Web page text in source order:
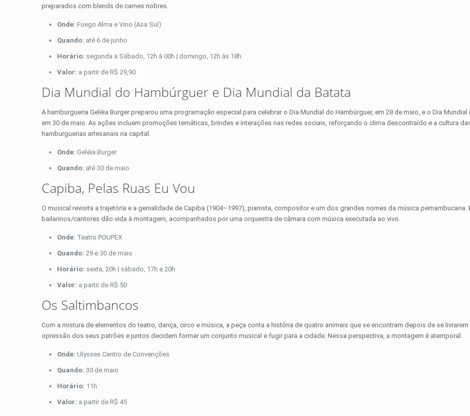
preparados com blends de carnes nobres.
Onde:Fuego Alma e Vino (Asa Sul)
Quando: até 6 de junho
Horário: segunda a Sábado, 12h à 00h | domingo, 12h às 18h
Valor: a partir de R$ 29,90
Dia Mundial do Hambúrguer e Dia Mundial da Batata
A hamburgueria Geléia Burger preparou uma programação especial para celebrar o Dia Mundial do Hambúrguer, em 28 de maio, e o Dia Mundial
em 30 de maio. As ações incluem promoções temáticas, brindes e interações nas redes sociais, reforçando o clima descontraído e a cultura
hamburguerias artesanais na capital.
Onde:Geléia Burger
Quando: até 30 de maio
Capiba, Pelas Ruas Eu Vou
O musical revisita a trajetória e a genialidade de Capiba (1904–1997), pianista, compositor e um dos grandes nomes da música pernambucana.
bailarinos/cantores dão vida à montagem, acompanhados por uma orquestra de câmara com música executada ao vivo.
Onde: Teatro POUPEX
Quando: 29 e 30 de maio
Horário: sexta, 20h | sábado, 17h e 20h
Valor: a partir de R$ 50
Os Saltimbancos
Com a mistura de elementos do teatro, dança, circo e música, a peça conta a história de quatro animais que se encontram depois de se livrarem
opressão dos seus patrões e juntos decidem formar um conjunto musical e fugir para a cidade. Nessa perspectiva, a montagem é atemporal.
Onde:Ulysses Centro de Convenções
Quando: 30 de maio
Horário: 11h
Valor: a partir de R$ 45